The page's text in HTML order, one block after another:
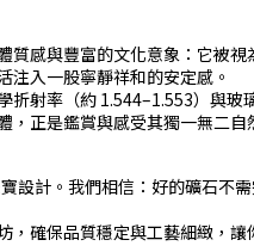
感與豐富的文化意象：它被視
入一股寧靜祥和的安定感。
射率（約 1.544–1.553）與玻
正是鑑賞與感受其獨一無二自
設計。我們相信：好的礦石不
確保品質穩定與工藝細緻，